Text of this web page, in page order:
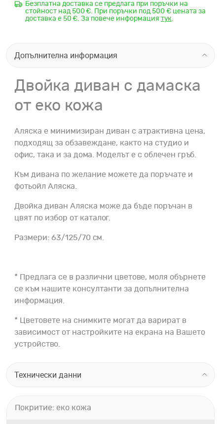
Безплатна доставка се предлага при поръчки на
стойност над 500 €. При поръчки под 500 € цената за
доставка е 50 €. За повече информация тук.
Допълнителна информация
Двойка диван с дамаска
от еко кожа
Аляска e минимизиран диван с атрактивна цена,
подходящ за обзавеждане, както на студио и
офис, така и за дома. Моделът е с облечен гръб.
Към дивана по желание можете да поръчате и
фотьойл Аляска.
Двойка диван Аляска може да бъде поръчан в
цвят по избор от каталог.
Размери: 63/125/70 см.
* Предлага се в различни цветове, моля обърнете
се към нашите консултанти за допълнителна
информация.
* Цветовете на снимките могат да варират в
зависимост от настройките на екрана на Вашето
устройство.
Технически данни
Покритие: еко кожа